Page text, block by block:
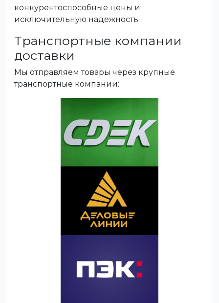
конкурентоспособные цены и
исключительную надежность.
Транспортные компании
доставки
Мы отправляем товары через крупные
транспортные компании: